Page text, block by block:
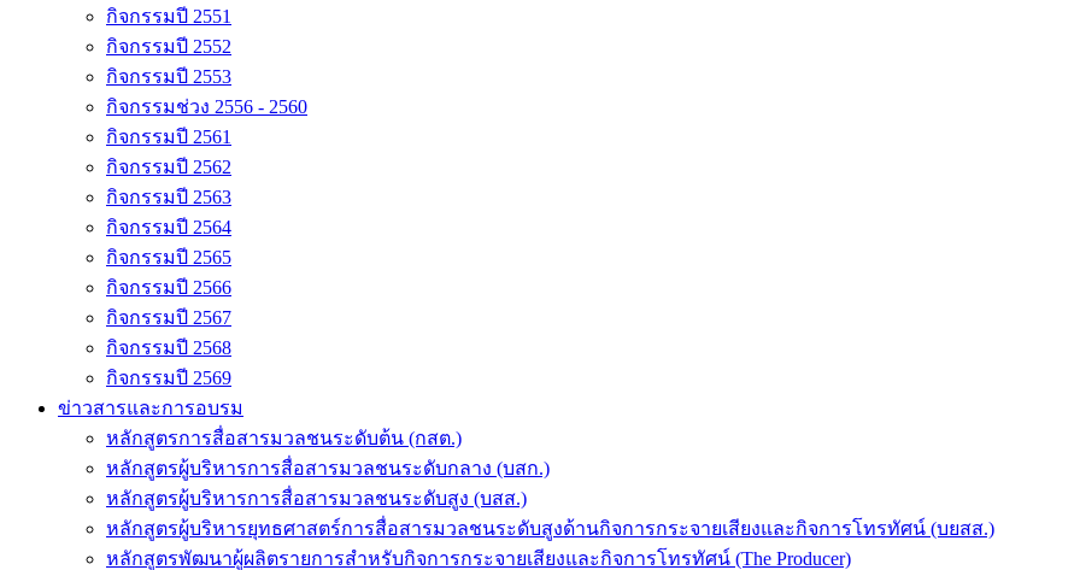
กิจกรรมปี 2551
กิจกรรมปี 2552
กิจกรรมปี 2553
กิจกรรมช่วง 2556 - 2560
กิจกรรมปี 2561
กิจกรรมปี 2562
กิจกรรมปี 2563
กิจกรรมปี 2564
กิจกรรมปี 2565
กิจกรรมปี 2566
กิจกรรมปี 2567
กิจกรรมปี 2568
กิจกรรมปี 2569
ข่าวสารและการอบรม
หลักสูตรการสื่อสารมวลชนระดับต้น (กสต.)
หลักสูตรผู้บริหารการสื่อสารมวลชนระดับกลาง (บสก.)
หลักสูตรผู้บริหารการสื่อสารมวลชนระดับสูง (บสส.)
หลักสูตรผู้บริหารยุทธศาสตร์การสื่อสารมวลชนระดับสูงด้านกิจการกระจายเสียงและกิจการโทรทัศน์ (บยสส.)
หลักสูตรพัฒนาผู้ผลิตรายการสำหรับกิจการกระจายเสียงและกิจการโทรทัศน์ (The Producer)